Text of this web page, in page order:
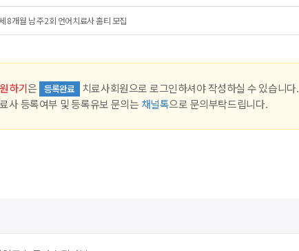
8개월 남 주2회 언어치료사 홈티 모집
하기은 등록완료
치료사회원으로 로그인하셔야 작성하실 수 있습니다.
사 등록여부 및 등록유보 문의는 채널톡으로 문의부탁드립니다.